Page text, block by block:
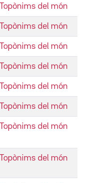
Topònims del món
Topònims del món
Topònims del món
Topònims del món
Topònims del món
Topònims del món
Topònims del món
Topònims del món